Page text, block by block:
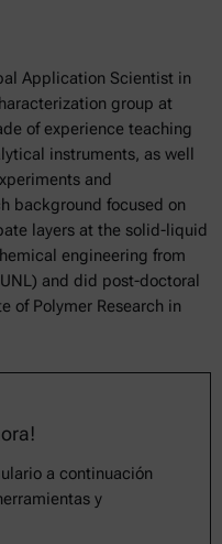
Application Scientist in
group at
of experience teaching
instruments, as well
and
background focused on
layers at the solid-liquid
engineering from
and did post-doctoral
of Polymer Research in
a continuación
y